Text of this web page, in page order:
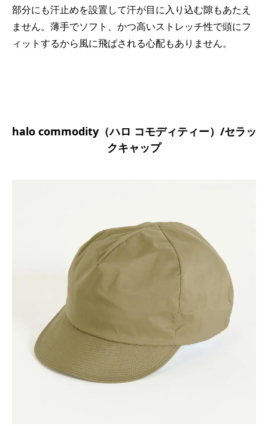
部分にも汗止めを設置して汗が目に入り込む隙もあたえ
ません。薄手でソフト、かつ高いストレッチ性で頭にフ
ィットするから風に飛ばされる心配もありません。
halo commodity（ハロ コモディティー）/セラッ
クキャップ